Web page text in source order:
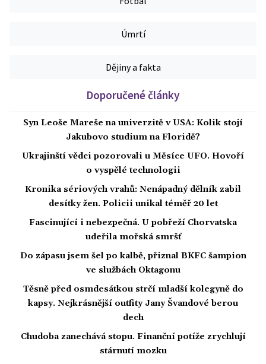
Úmrtí
Dějiny a fakta
Doporučené články
Syn Leoše Mareše na univerzitě v USA: Kolik stojí
Jakubovo studium na Floridě?
Ukrajinští vědci pozorovali u Měsíce UFO. Hovoří
o vyspělé technologii
Kronika sériových vrahů: Nenápadný dělník zabil
desítky žen. Policii unikal téměř 20 let
Fascinující i nebezpečná. U pobřeží Chorvatska
udeřila mořská smršť
Do zápasu jsem šel po kalbě, přiznal BKFC šampion
ve službách Oktagonu
Těsně před osmdesátkou strčí mladší kolegyně do
kapsy. Nejkrásnější outfity Jany Švandové berou
dech
Chudoba zanechává stopu. Finanční potíže zrychlují
stárnutí mozku